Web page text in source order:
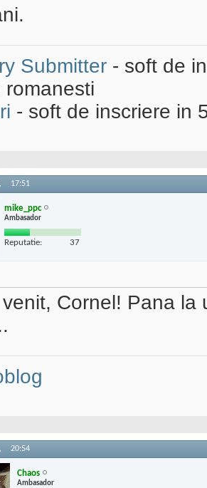
Submitter - soft de
romanesti
- soft de inscriere in
17:51
mike_ppc
Ambasador
Reputatie: 37
Cornel! Pana la
20:54
Chaos
Ambasador